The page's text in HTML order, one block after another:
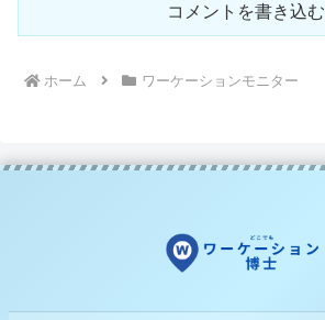
コメントを書き込む
ホーム ワーケーションモニター